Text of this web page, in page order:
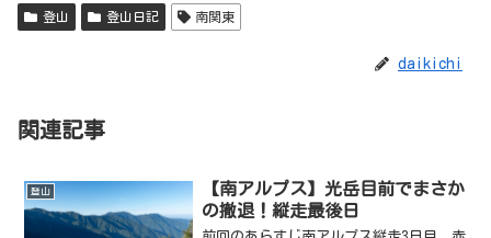
登山 登山日記 南関東
daikichi
関連記事
登山
【南アルプス】光岳目前でまさか
の撤退！縦走最後日